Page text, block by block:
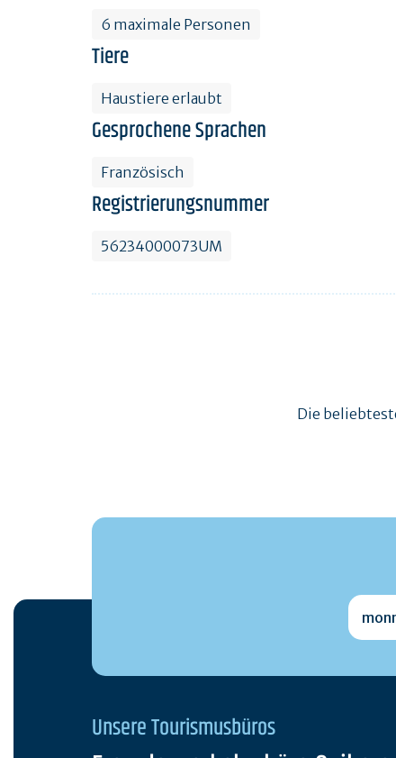
6 maximale Personen
Tiere
Haustiere erlaubt
Gesprochene Sprachen
Französisch
Registrierungsnummer
56234000073UM
Die
Unsere Tourismusbüros